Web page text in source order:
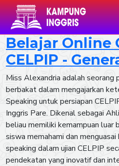
Belajar Online
CELPIP -
Miss Alexandria adalah seorang
berbakat dalam mengajarkan
Speaking untuk persiapan
Inggris Pare. Dikenal sebagai
beliau memiliki kemampuan luar
siswa memahami dan
speaking dalam ujian CELPIP
pendekatan yang inovatif dan